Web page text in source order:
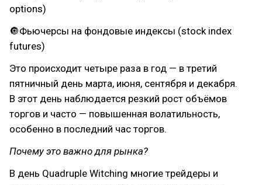
options)
🔘Фьючерсы на фондовые индексы (stock index
futures)
Это происходит четыре раза в год — в третий
пятничный день марта, июня, сентября и декабря.
В этот день наблюдается резкий рост объёмов
торгов и часто — повышенная волатильность,
особенно в последний час торгов.
Почему это важно для рынка?
В день Quadruple Witching многие трейдеры и